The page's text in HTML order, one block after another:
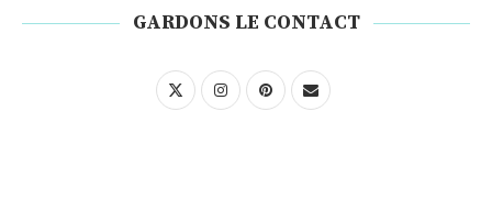
GARDONS LE CONTACT